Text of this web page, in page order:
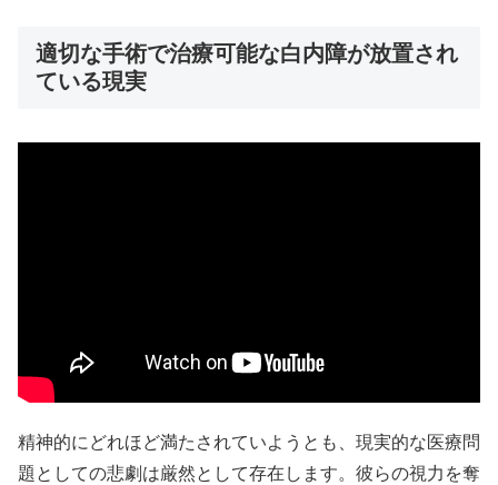
適切な手術で治療可能な白内障が放置され
ている現実
精神的にどれほど満たされていようとも、現実的な医療問
題としての悲劇は厳然として存在します。彼らの視力を奪